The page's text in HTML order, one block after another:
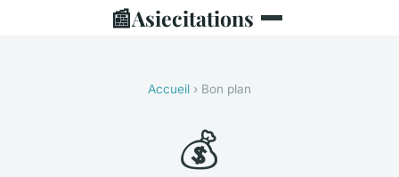
📰Asiecitations
Accueil › Bon plan
💰